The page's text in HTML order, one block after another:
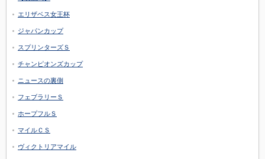
エリザベス女王杯
ジャパンカップ
スプリンターズＳ
チャンピオンズカップ
ニュースの裏側
フェブラリーＳ
ホープフルＳ
マイルＣＳ
ヴィクトリアマイル